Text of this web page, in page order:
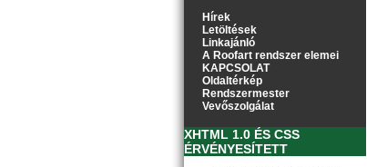
Hírek
Letöltések
Linkajánló
A Roofart rendszer elemei
KAPCSOLAT
Oldaltérkép
Rendszermester
Vevőszolgálat
XHTML 1.0 ÉS CSS
ÉRVÉNYESÍTETT